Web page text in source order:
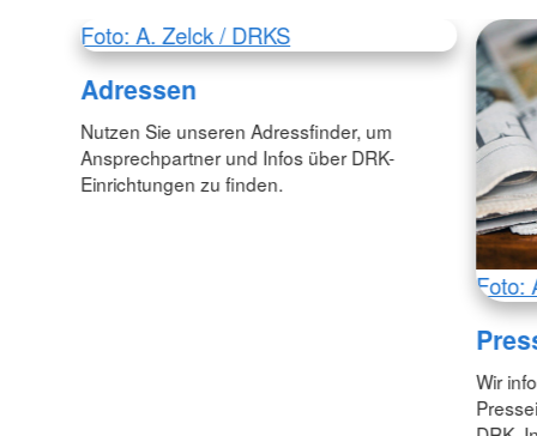
Foto: A. Zelck / DRKS
Adressen
Nutzen Sie unseren Adressfinder, um
Ansprechpartner und Infos über DRK-
Einrichtungen zu finden.
Foto:
Wir